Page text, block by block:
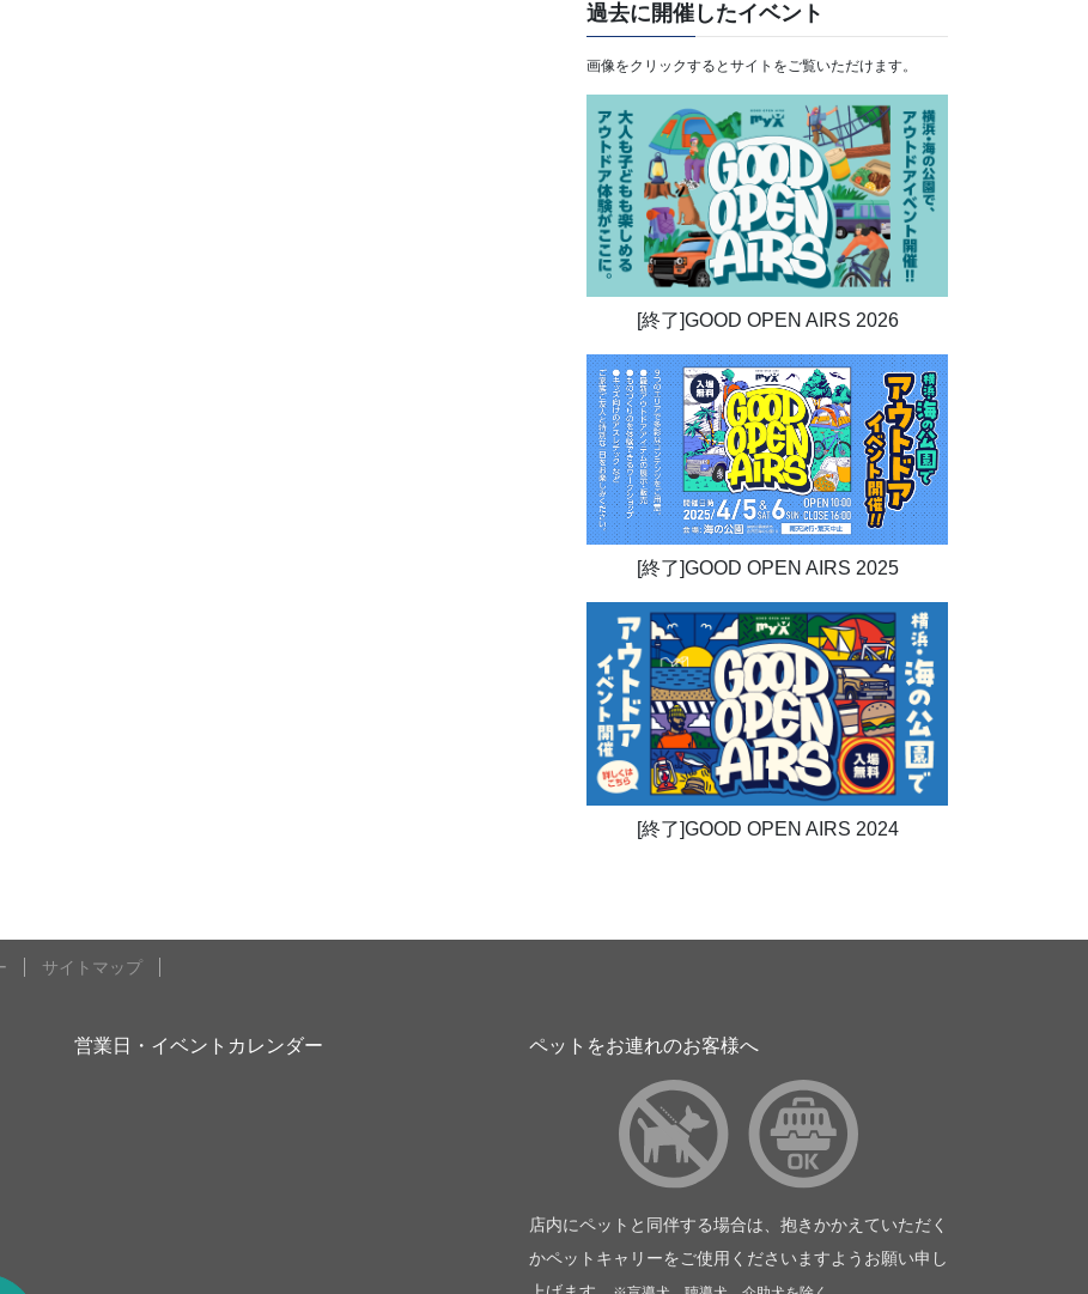
イ
ブ
過去に開催したイベント
画像をクリックするとサイトをご覧いただけます。
[終了]GOOD OPEN AIRS 2026
[終了]GOOD OPEN AIRS 2025
[終了]GOOD OPEN AIRS 2024
サイトマップ
営業日・イベントカレンダー ペットをお連れのお客様へ
店内にペットと同伴する場合は、抱きかかえていただく
かペットキャリーをご使用くださいますようお願い申し